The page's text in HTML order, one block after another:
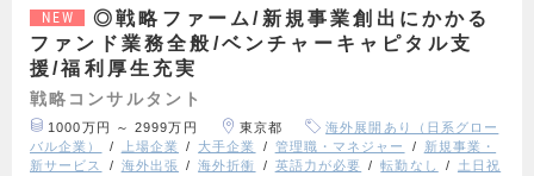
NEW
◎戦略ファーム/新規事業創出にかかる
ファンド業務全般/ベンチャーキャピタル支
援/福利厚生充実
戦略コンサルタント
1000万円 ～ 2999万円 東京都
海外展開あり（日系グロー
バル企業）
上場企業 大手企業 管理職・マネジャー
新規事業・
新サービス
海外出張 海外折衝 英語力が必要 転勤なし
土日祝